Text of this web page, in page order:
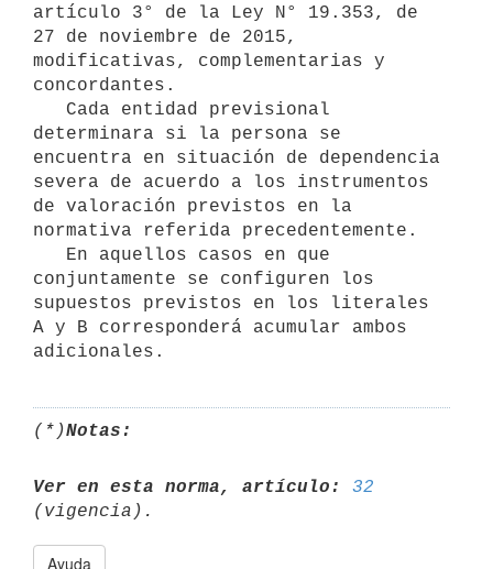
artículo 3° de la Ley N° 19.353, de
27 de noviembre de 2015,
modificativas, complementarias y
concordantes.
determinara si la persona se
encuentra en situación de dependencia
severa de acuerdo a los instrumentos
de valoración previstos en la
normativa referida precedentemente.
conjuntamente se configuren los
supuestos previstos en los literales
A y B corresponderá acumular ambos
(*)Notas:
Ver en esta norma, artículo:
32
Ayuda